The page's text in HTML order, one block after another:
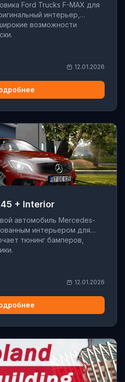
Ford Trucks F-MAX для
интерьер,
возможности
12.01.2026
+ Interior
автомобиль Mercedes-
интерьером для
тюнинг бамперов,
12.01.2026